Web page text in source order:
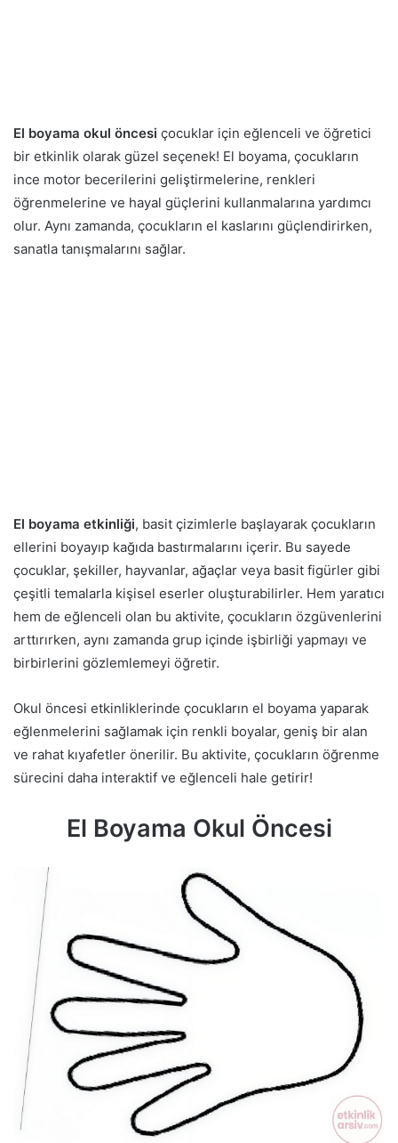
El boyama okul öncesi çocuklar için eğlenceli ve öğretici
bir etkinlik olarak güzel seçenek! El boyama, çocukların
ince motor becerilerini geliştirmelerine, renkleri
öğrenmelerine ve hayal güçlerini kullanmalarına yardımcı
olur. Aynı zamanda, çocukların el kaslarını güçlendirirken,
sanatla tanışmalarını sağlar.
El boyama etkinliği, basit çizimlerle başlayarak çocukların
ellerini boyayıp kağıda bastırmalarını içerir. Bu sayede
çocuklar, şekiller, hayvanlar, ağaçlar veya basit figürler gibi
çeşitli temalarla kişisel eserler oluşturabilirler. Hem yaratıcı
hem de eğlenceli olan bu aktivite, çocukların özgüvenlerini
arttırırken, aynı zamanda grup içinde işbirliği yapmayı ve
birbirlerini gözlemlemeyi öğretir.
Okul öncesi etkinliklerinde çocukların el boyama yaparak
eğlenmelerini sağlamak için renkli boyalar, geniş bir alan
ve rahat kıyafetler önerilir. Bu aktivite, çocukların öğrenme
sürecini daha interaktif ve eğlenceli hale getirir!
El Boyama Okul Öncesi